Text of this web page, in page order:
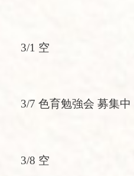
3/1 空
3/7 色育勉強会 募集中
3/8 空